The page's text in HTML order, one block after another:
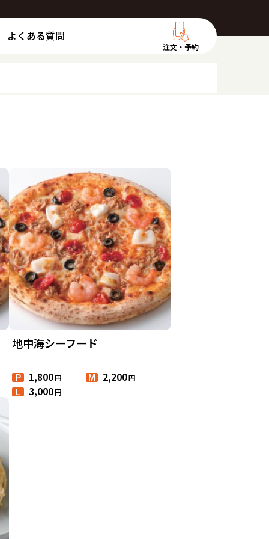
注文・予約
よくある質問
地中海シーフード
P 1,800円 M 2,200円
L 3,000円